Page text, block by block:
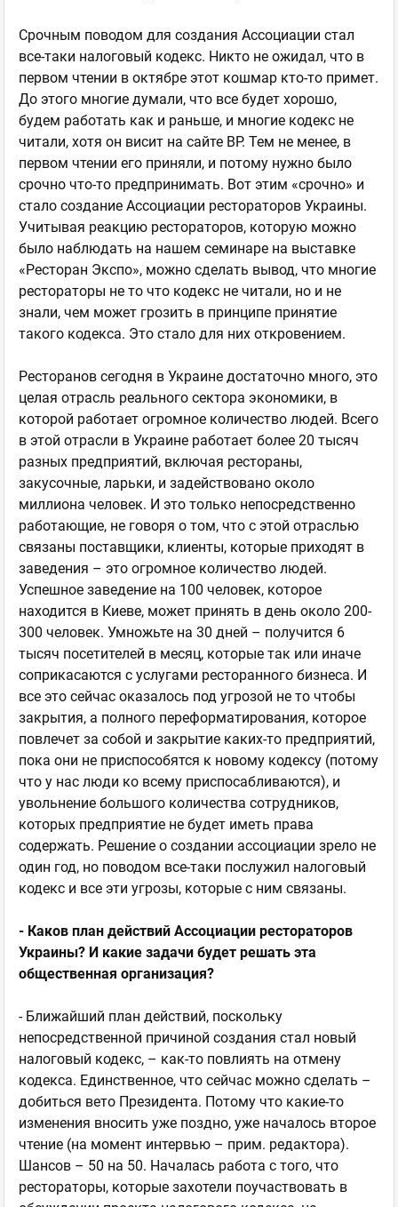
Срочным поводом для создания Ассоциации стал
все-таки налоговый кодекс. Никто не ожидал, что в
первом чтении в октябре этот кошмар кто-то примет.
До этого многие думали, что все будет хорошо,
будем работать как и раньше, и многие кодекс не
читали, хотя он висит на сайте ВР. Тем не менее, в
первом чтении его приняли, и потому нужно было
срочно что-то предпринимать. Вот этим «срочно» и
стало создание Ассоциации рестораторов Украины.
Учитывая реакцию рестораторов, которую можно
было наблюдать на нашем семинаре на выставке
«Ресторан Экспо», можно сделать вывод, что многие
рестораторы не то что кодекс не читали, но и не
знали, чем может грозить в принципе принятие
такого кодекса. Это стало для них откровением.
Ресторанов сегодня в Украине достаточно много, это
целая отрасль реального сектора экономики, в
которой работает огромное количество людей. Всего
в этой отрасли в Украине работает более 20 тысяч
разных предприятий, включая рестораны,
закусочные, ларьки, и задействовано около
миллиона человек. И это только непосредственно
работающие, не говоря о том, что с этой отраслью
связаны поставщики, клиенты, которые приходят в
заведения – это огромное количество людей.
Успешное заведение на 100 человек, которое
находится в Киеве, может принять в день около 200-
300 человек. Умножьте на 30 дней – получится 6
тысяч посетителей в месяц, которые так или иначе
соприкасаются с услугами ресторанного бизнеса. И
все это сейчас оказалось под угрозой не то чтобы
закрытия, а полного переформатирования, которое
повлечет за собой и закрытие каких-то предприятий,
пока они не приспособятся к новому кодексу (потому
что у нас люди ко всему приспосабливаются), и
увольнение большого количества сотрудников,
которых предприятие не будет иметь права
содержать. Решение о создании ассоциации зрело не
один год, но поводом все-таки послужил налоговый
кодекс и все эти угрозы, которые с ним связаны.
- Каков план действий Ассоциации рестораторов
Украины? И какие задачи будет решать эта
общественная организация?
- Ближайший план действий, поскольку
непосредственной причиной создания стал новый
налоговый кодекс, – как-то повлиять на отмену
кодекса. Единственное, что сейчас можно сделать –
добиться вето Президента. Потому что какие-то
изменения вносить уже поздно, уже началось второе
чтение (на момент интервью – прим. редактора).
Шансов – 50 на 50. Началась работа с того, что
рестораторы, которые захотели поучаствовать в